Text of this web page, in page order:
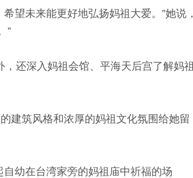
望未来能更好地弘扬妈祖大爱。”她说，
”
还深入妈祖会馆、平海天后宫了解妈祖
建筑风格和浓厚的妈祖文化氛围给她留
幼在台湾家旁的妈祖庙中祈福的场